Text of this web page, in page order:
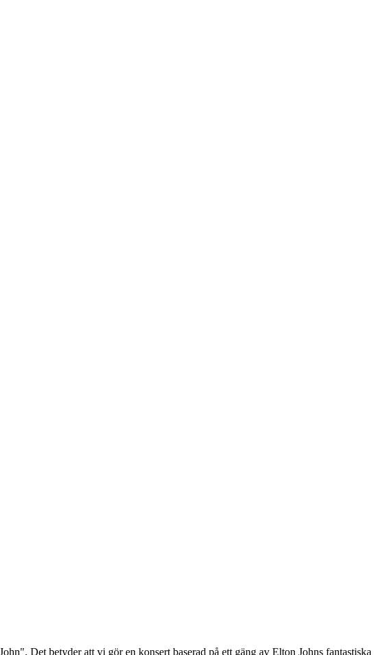
Det betyder att vi gör en konsert baserad på ett gäng av Elton Johns fantastiska